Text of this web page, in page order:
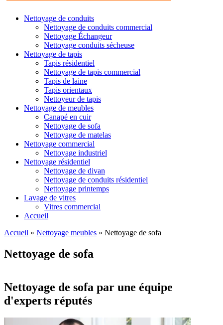
Nettoyage de conduits
Nettoyage de conduits commercial
Nettoyage Échangeur
Nettoyage conduits sécheuse
Nettoyage de tapis
Tapis résidentiel
Nettoyage de tapis commercial
Tapis de laine
Tapis orientaux
Nettoyeur de tapis
Nettoyage de meubles
Canapé en cuir
Nettoyage de sofa
Nettoyage de matelas
Nettoyage commercial
Nettoyage industriel
Nettoyage résidentiel
Nettoyage de divan
Nettoyage de conduits résidentiel
Nettoyage printemps
Lavage de vitres
Vitres commercial
Accueil
Accueil » Nettoyage meubles » Nettoyage de sofa
Nettoyage de sofa
Nettoyage de sofa par une équipe
d'experts réputés